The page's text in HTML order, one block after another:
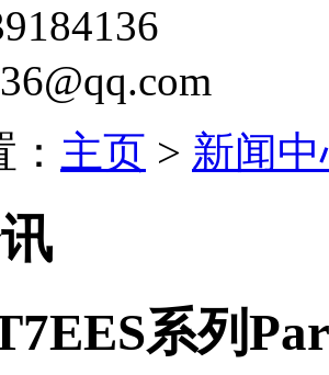
主页 > 新闻
系列